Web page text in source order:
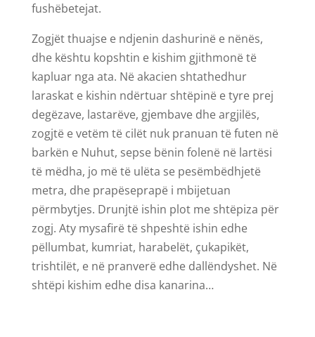
fushëbetejat.
Zogjët thuajse e ndjenin dashurinë e nënës,
dhe kështu kopshtin e kishim gjithmonë të
kapluar nga ata. Në akacien shtathedhur
laraskat e kishin ndërtuar shtëpinë e tyre prej
degëzave, lastarëve, gjembave dhe argjilës,
zogjtë e vetëm të cilët nuk pranuan të futen në
barkën e Nuhut, sepse bënin folenë në lartësi
të mëdha, jo më të ulëta se pesëmbëdhjetë
metra, dhe prapëseprapë i mbijetuan
përmbytjes. Drunjtë ishin plot me shtëpiza për
zogj. Aty mysafirë të shpeshtë ishin edhe
pëllumbat, kumriat, harabelët, çukapikët,
trishtilët, e në pranverë edhe dallëndyshet. Në
shtëpi kishim edhe disa kanarina…